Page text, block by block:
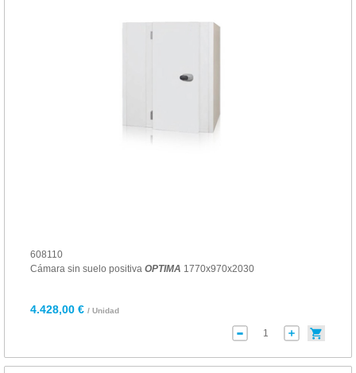
608110
Cámara sin suelo positiva OPTIMA 1770x970x2030
4.428,00 € / Unidad